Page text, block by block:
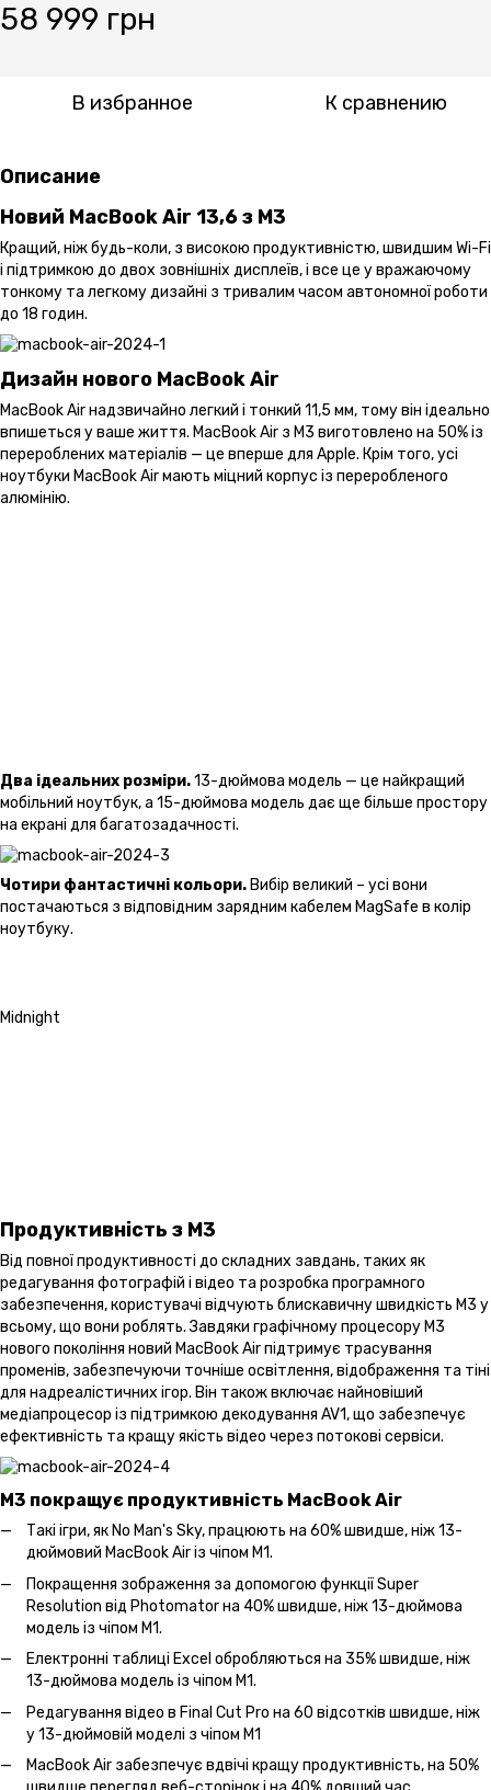
58 999 грн
В избранное К сравнению
Описание
Новий MacBook Air 13,6 з M3
Кращий, ніж будь-коли, з високою продуктивністю, швидшим Wi-Fi
і підтримкою до двох зовнішніх дисплеїв, і все це у вражаючому
тонкому та легкому дизайні з тривалим часом автономної роботи
до 18 годин.
Дизайн нового MacBook Air
MacBook Air надзвичайно легкий і тонкий 11,5 мм, тому він ідеально
впишеться у ваше життя. MacBook Air з M3 виготовлено на 50% із
перероблених матеріалів — це вперше для Apple. Крім того, усі
ноутбуки MacBook Air мають міцний корпус із переробленого
алюмінію.
Два ідеальних розміри.13-дюймова модель — це найкращий
мобільний ноутбук, а 15-дюймова модель дає ще більше простору
на екрані для багатозадачності.
Чотири фантастичні кольори. Вибір великий – усі вони
постачаються з відповідним зарядним кабелем MagSafe в колір
ноутбуку.
Midnight
Продуктивність з M3
Від повної продуктивності до складних завдань, таких як
редагування фотографій і відео та розробка програмного
забезпечення, користувачі відчують блискавичну швидкість M3 у
всьому, що вони роблять. Завдяки графічному процесору M3
нового покоління новий MacBook Air підтримує трасування
променів, забезпечуючи точніше освітлення, відображення та тіні
для надреалістичних ігор. Він також включає найновіший
медіапроцесор із підтримкою декодування AV1, що забезпечує
ефективність та кращу якість відео через потокові сервіси.
M3 покращує продуктивність MacBook Air
Такі ігри, як No Man's Sky, працюють на 60% швидше, ніж 13-
дюймовий MacBook Air із чіпом M1.
Покращення зображення за допомогою функції Super
Resolution від Photomator на 40% швидше, ніж 13-дюймова
модель із чіпом M1.
Електронні таблиці Excel обробляються на 35% швидше, ніж
13-дюймова модель із чіпом M1.
Редагування відео в Final Cut Pro на 60 відсотків швидше, ніж
у 13-дюймовій моделі з чіпом M1
MacBook Air забезпечує вдвічі кращу продуктивність, на 50%